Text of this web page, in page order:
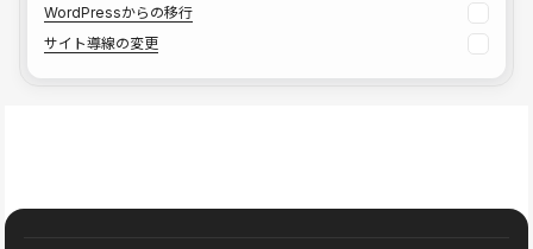
WordPressからの移行
サイト導線の変更